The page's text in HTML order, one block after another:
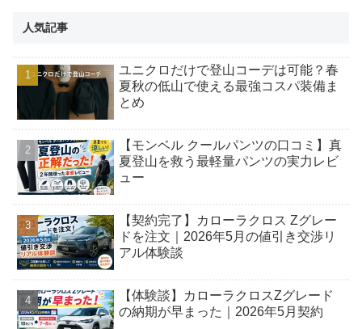
人気記事
ユニクロだけで登山コーデは可能？春
夏秋の低山で使える最強コスパ装備ま
とめ
【モンベル クールパンツの口コミ】真
夏登山を救う最軽量パンツの実力レビ
ュー
【契約完了】カローラクロス Zグレー
ドを注文｜2026年5月の値引き交渉リ
アル体験談
【体験談】カローラクロスZグレード
の納期が早まった｜2026年5月契約